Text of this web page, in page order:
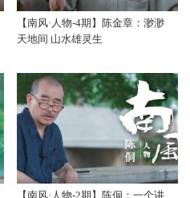
【南风·人物-4期】陈金章：渺渺
天地间 山水雄灵生
【南风·人物-2期】陈侗：一个讲